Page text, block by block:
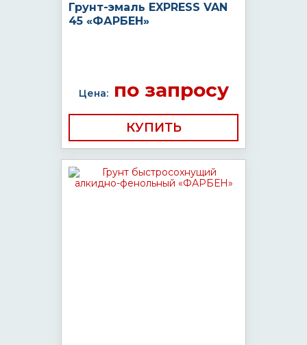
Грунт-эмаль EXPRESS VAN
45 «ФАРБЕН»
Цена:по запросу
КУПИТЬ